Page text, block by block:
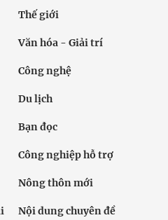
Thế giới
Văn hóa - Giải trí
Công nghệ
Du lịch
Bạn đọc
Công nghiệp hỗ trợ
Nông thôn mới
Nội dung chuyên đề